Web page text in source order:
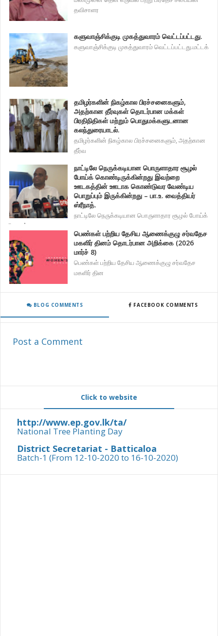
தவிசாளர
களுவாஞ்சிக்குடி முகத்துவாரம் வெட்டப்பட்டது.
களுவாஞ்சிக்குடி முகத்துவாரம் வெட்டப்பட்டது.மட்டக்
தமிழர்களின் நிகழ்கால பிரச்சனைகளும்,
அதற்கான தீர்வுகள் தொடர்பான மக்கள்
பிரதிநிதிகள் மற்றும் பொதுமக்களுடனான
கலந்துரையாடல்.
தமிழர்களின் நிகழ்கால பிரச்சனைகளும், அதற்கான
தீர்வ
நாட்டிலே நெருக்கடியான பொருளாதார சூழல்
போய்க் கொண்டிருக்கின்றது இவற்றை
ஊடகத்தின் ஊடாக கொண்டுவர வேண்டிய
பொறுப்பும் இருக்கின்றது – பா.உ. வைத்தியர்
ஸ்ரீநாத்.
நாட்டிலே நெருக்கடியான பொருளாதார சூழல் போய்க்
கொண்
பெண்கள் பற்றிய தேசிய ஆணைக்குழு சர்வதேச
மகளிர் தினம் தொடர்பான அறிக்கை (2026
மார்ச் 8)
பெண்கள் பற்றிய தேசிய ஆணைக்குழு சர்வதேச
மகளிர் தின
BLOG COMMENTS FACEBOOK COMMENTS
Post a Comment
Click to website
http://www.ep.gov.lk/ta/
National Tree Planting Day
District Secretariat - Batticaloa
Batch-1 (From 12-10-2020 to 16-10-2020)